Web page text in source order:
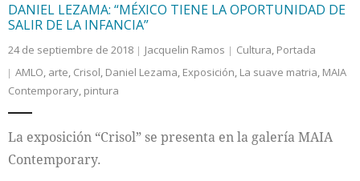
Colaboradores
Cultura
DANIEL LEZAMA: “MÉXICO TIENE LA OPORTUNIDAD DE
SALIR DE LA INFANCIA”
24 de septiembre de 2018 Jacquelin Ramos Cultura, Portada
AMLO, arte, Crisol, Daniel Lezama, Exposición, La suave matria, MAIA
Contemporary, pintura
La exposición “Crisol” se presenta en la galería MAIA
Contemporary.